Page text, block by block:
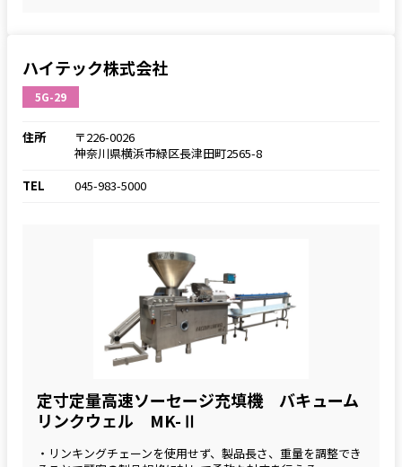
ハイテック株式会社
5G-29
住所
〒226-0026
神奈川県横浜市緑区長津田町2565-8
TEL
045-983-5000
定寸定量高速ソーセージ充填機 バキューム
リンクウェル MK-Ⅱ
・リンキングチェーンを使用せず、製品長さ、重量を調整でき